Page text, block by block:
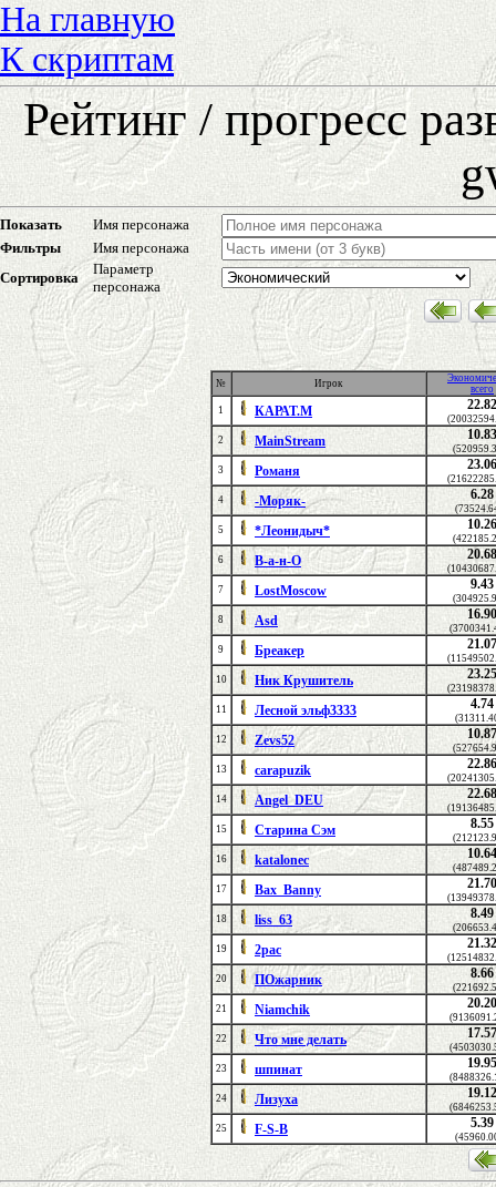
На главную
К скриптам
Рейтинг / прогресс
Показать
Имя персонажа
Фильтры
Имя персонажа
Сортировка
Параметр
персонажа
№ Игрок
всего
1
КАРАТ.М 22.82
2
MainStream 10.83
3
Романя 23.06
4
-Моряк- 6.28
5
*Леонидыч* 10.26
6
В-а-н-О 20.68
7
LostMoscow 9.43
8
Asd 16.90
9
Бреакер 21.07
10
Ник Крушитель 23.25
11
Лесной эльф3333 4.74
12
Zevs52 10.87
13
carapuzik 22.86
14
Angel_DEU 22.68
15
Старина Сэм 8.55
16
katalonec 10.64
17
Bax_Banny 21.70
18
liss_63 8.49
19
2pac 21.32
20
ПОжарник 8.66
21
Niamchik 20.20
22
Что мне делать 17.57
23
шпинат 19.95
24
Лизуха 19.12
25
F-S-B 5.39